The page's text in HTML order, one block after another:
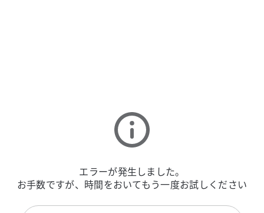
エラーが発生しました。
お手数ですが、時間をおいてもう一度お試しください